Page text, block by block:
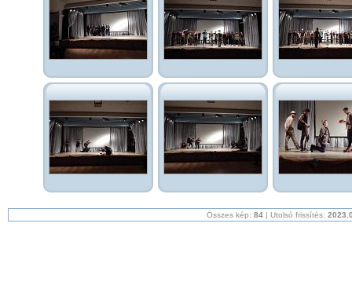
Összes kép: 84 | Utolsó frissítés: